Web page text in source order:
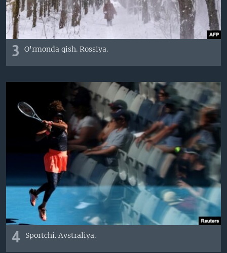
3 O'rmonda qish. Rossiya.
4 Sportchi. Avstraliya.